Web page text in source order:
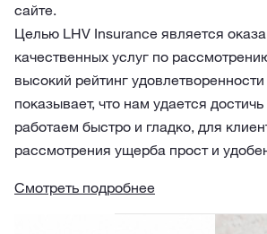
сайте.
Целью LHV Insurance является
качественных услуг по
высокий рейтинг
показывает, что нам удается
работаем быстро и гладко, для
рассмотрения ущерба прост и
Смотреть подробнее